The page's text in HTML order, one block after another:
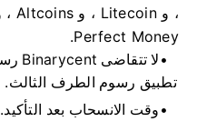
Perfect Money.
لا تتقاضى Binarycent رسوم نقل.
تطبيق رسوم الطرف الثالث.
وقت الانسحاب بعد التأكيد.